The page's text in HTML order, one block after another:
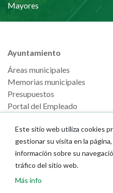
Mayores
Ayuntamiento
Áreas municipales
Memorias municipales
Presupuestos
Portal del Empleado
La ciudad
Callejero
GeoPamplona
Direcciones de interés
Este sitio web utiliza cookies
gestionar su visita en la
información sobre su
tráfico del sitio web.
Más info